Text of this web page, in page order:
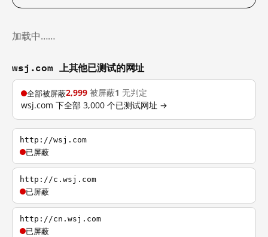
加载中……
wsj.com 上其他已测试的网址
全部被屏蔽2,999 被屏蔽1 无判定
wsj.com 下全部 3,000 个已测试网址 →
http://wsj.com
已屏蔽
http://c.wsj.com
已屏蔽
http://cn.wsj.com
已屏蔽